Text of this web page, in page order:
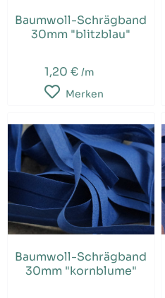
Baumwoll-Schrägband
30mm "blitzblau"
1,20 € /m
Merken
Baumwoll-Schrägband
30mm "kornblume"